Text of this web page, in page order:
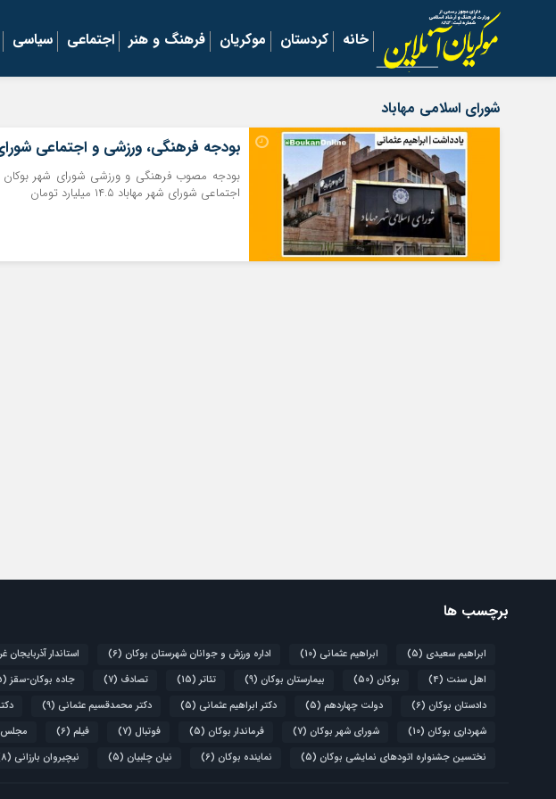
خانه کردستان موکریان فرهنگ و هنر اجتماعی سیاسی
شورای اسلامی مهاباد
بودجه فرهنگی، ورزشی و اجتماعی شورای شهر مهاباد
بودجه مصوب فرهنگی و ورزشی شورای شهر بوکان
اجتماعی شورای شهر مهاباد ۱۴.۵ میلیارد تومان
برچسب ها
ابراهیم سعیدی (5) ابراهیم عثمانی (10) اداره ورزش و جوانان شهرستان بوکان (6) استاندار آذربایجان
اهل سنت (4) بوکان (50) بیمارستان بوکان (9) تئاتر (15) تصادف (7) جاده بوکان-سقز (5)
دادستان بوکان (6) دولت چهاردهم (5) دکتر ابراهیم عثمانی (5) دکتر محمدقسیم عثمانی (9)
شهرداری بوکان (10) شورای شهر بوکان (7) فرماندار بوکان (5) فوتبال (7) فیلم (6) مجلس
نختسین جشنواره اتودهای نمایشی بوکان (5) نماینده بوکان (6) نیان چلبیان (5) نیچیروان بارزانی (8)